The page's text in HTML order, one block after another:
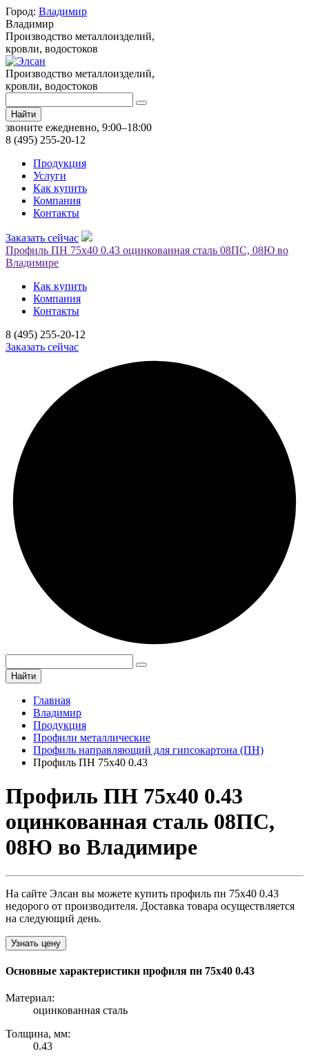
Город: Владимир
Владимир
Производство металлоизделий,
кровли, водостоков
Производство металлоизделий,
кровли, водостоков
Найти
звоните ежедневно, 9:00–18:00
8 (495) 255-20-12
Продукция
Услуги
Как купить
Компания
Контакты
Заказать сейчас
Профиль ПН 75х40 0.43 оцинкованная сталь 08ПС, 08Ю во
Владимире
Как купить
Компания
Контакты
8 (495) 255-20-12
Заказать сейчас
Найти
Главная
Владимир
Продукция
Профили металлические
Профиль направляющий для гипсокартона (ПН)
Профиль ПН 75х40 0.43
Профиль ПН 75х40 0.43
оцинкованная сталь 08ПС,
08Ю во Владимире
На сайте Элсан вы можете купить профиль пн 75х40 0.43
недорого от производителя. Доставка товара осуществляется
на следующий день.
Узнать цену
Основные характеристики профиля пн 75х40 0.43
Материал:
оцинкованная сталь
Толщина, мм:
0.43